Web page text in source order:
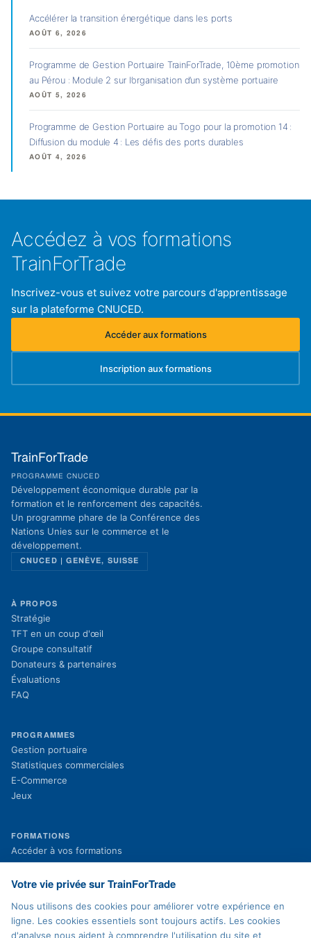
Accélérer la transition énergétique dans les ports
AOÛT 6, 2026
Programme de Gestion Portuaire TrainForTrade, 10ème promotion
au Pérou : Module 2 sur l’organisation d’un système portuaire
AOÛT 5, 2026
Programme de Gestion Portuaire au Togo pour la promotion 14 :
Diffusion du module 4 : Les défis des ports durables
AOÛT 4, 2026
Accédez à vos formations
TrainForTrade
Inscrivez-vous et suivez votre parcours d'apprentissage
sur la plateforme CNUCED.
Accéder aux formations
(s'ouvre dans un nouvel onglet)
Inscription aux formations
(s'ouvre dans un nouvel onglet)
TrainForTrade
PROGRAMME CNUCED
Développement économique durable par la
formation et le renforcement des capacités.
Un programme phare de la Conférence des
Nations Unies sur le commerce et le
développement.
CNUCED | GENÈVE, SUISSE
À PROPOS
Stratégie
TFT en un coup d'œil
Groupe consultatif
Donateurs & partenaires
Évaluations
FAQ
PROGRAMMES
Gestion portuaire
Statistiques commerciales
E-Commerce
Jeux
FORMATIONS
Accéder à vos formations
Inscription aux formations(s'ouvre dans un nouvel onglet)
Projets en cours
Actualités
Votre vie privée sur TrainForTrade
Nous utilisons des cookies pour améliorer votre expérience en
ligne. Les cookies essentiels sont toujours actifs. Les cookies
d'analyse nous aident à comprendre l'utilisation du site et